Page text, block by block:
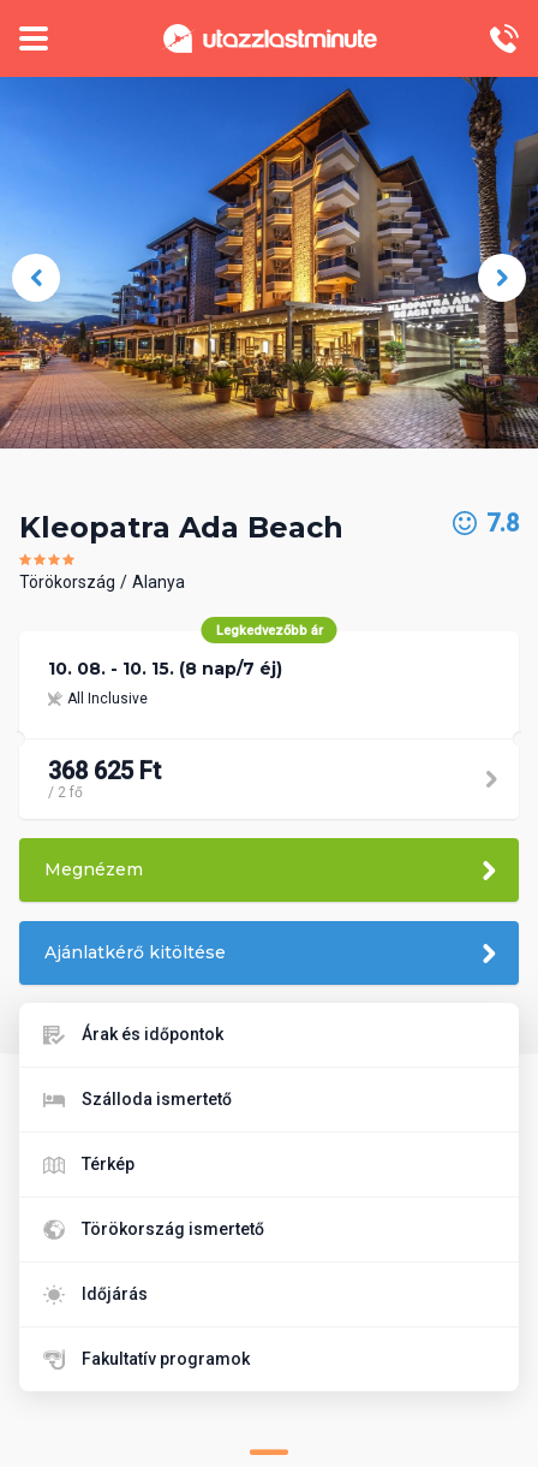
Kleopatra Ada Beach
Törökország Alanya
7.8
Legkedvezőbb ár
10. 08. - 10. 15. (8 nap/7 éj)
All Inclusive
368 625 Ft
/ 2 fő
Megnézem
Ajánlatkérő kitöltése
Árak és időpontok
Szálloda ismertető
Térkép
Törökország ismertető
Időjárás
Fakultatív programok